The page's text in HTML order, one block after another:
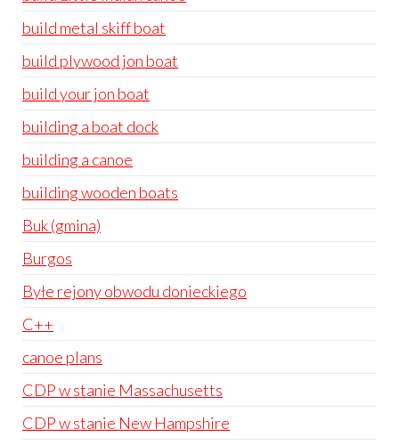
build metal skiff boat
build plywood jon boat
build your jon boat
building a boat dock
building a canoe
building wooden boats
Buk (gmina)
Burgos
Byłe rejony obwodu donieckiego
C++
canoe plans
CDP w stanie Massachusetts
CDP w stanie New Hampshire